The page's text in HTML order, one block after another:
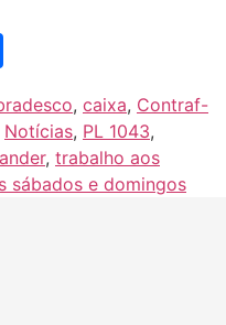
, caixa, Contraf-
Notícias, PL 1043,
, trabalho aos
sábados e domingos